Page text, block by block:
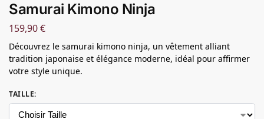
Samurai Kimono Ninja
159,90€
Découvrez le samurai kimono ninja, un vêtement alliant
tradition japonaise et élégance moderne, idéal pour affirmer
votre style unique.
TAILLE: